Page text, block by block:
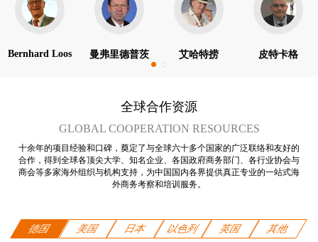
Bernhard Loos 曼弗里德普茨 艾哈特捞 皮特卡格
全球合作资源
GLOBAL COOPERATION RESOURCES
十余年的项目经验和口碑，奠定了与全球六十多个国家的广泛联络和友好的
合作，得到全球各顶尖大学、知名企业、各国政府商务部门、各行业协会与
商会等多家海外组织与机构支持，为中国国内各界提供真正专业的一站式海
外商务考察和培训服务。
德国 美国 日本 以色列 英国 其他